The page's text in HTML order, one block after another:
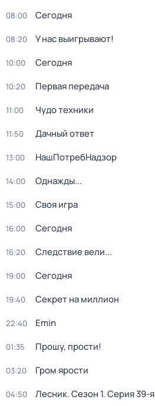
08:00 Сегодня
08:20 У нас выигрывают!
10:00 Сегодня
10:20 Первая передача
11:00 Чудо техники
11:50 Дачный ответ
13:00 НашПотребНадзор
14:00 Однажды...
15:00 Своя игра
16:00 Сегодня
16:20 Следствие вели...
19:00 Сегодня
19:40 Секрет на миллион
22:40 Emin
01:35 Прошу, прости!
03:20 Гром ярости
04:50 Лесник. Сезон 1. Серия 39-я